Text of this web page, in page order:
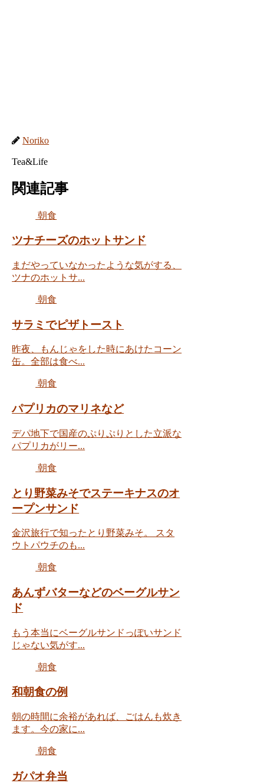
Noriko
Tea&Life
関連記事
朝食
ツナチーズのホットサンド
まだやっていなかったような気がする、
ツナのホットサ...
朝食
サラミでピザトースト
昨夜、もんじゃをした時にあけたコーン
缶。全部は食べ...
朝食
パプリカのマリネなど
デパ地下で国産のぷりぷりとした立派な
パプリカがリー...
朝食
とり野菜みそでステーキナスのオ
ープンサンド
金沢旅行で知ったとり野菜みそ。 スタ
ウトパウチのも...
朝食
あんずバターなどのベーグルサン
ド
もう本当にベーグルサンドっぽいサンド
じゃない気がす...
朝食
和朝食の例
朝の時間に余裕があれば、ごはんも炊き
ます。今の家に...
朝食
ガパオ弁当